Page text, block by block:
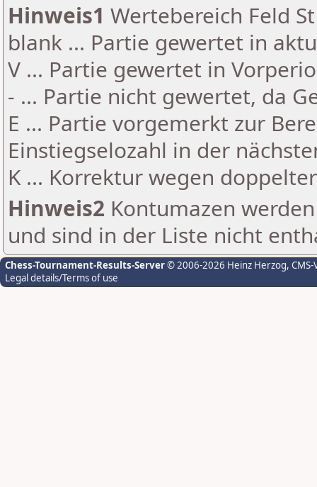
Hinweis1 Wertebereich Feld
blank ... Partie gewertet in
V ... Partie gewertet in
- ... Partie nicht gewertet, da
E ... Partie vorgemerkt zur
Einstiegselozahl in der
K ... Korrektur wegen
Hinweis2 Kontumazen
und sind in der Liste nicht
Chess-Tournament-Results-Server© 2006-2026 Heinz Herzog,
Legal details/Terms of use